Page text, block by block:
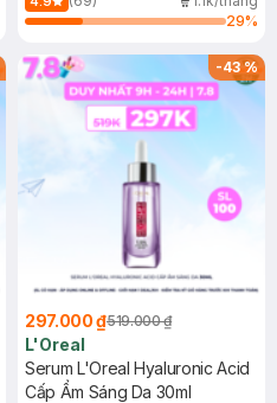
29%
-43%
297.000 ₫519.000 ₫
L'Oreal
Serum L'Oreal Hyaluronic Acid
Cấp Ẩm Sáng Da 30ml